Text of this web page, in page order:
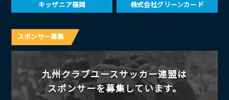
キッザニア福岡 株式会社グリーンカード
スポンサー募集
九州クラブユースサッカー連盟は
スポンサーを募集しています。